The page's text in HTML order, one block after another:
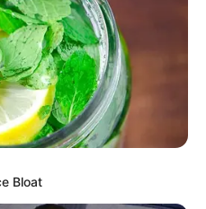
Bloat